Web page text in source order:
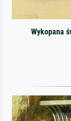
Wykopana